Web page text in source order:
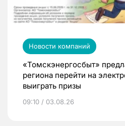
Новости компаний
«Томскэнергосбыт»
региона перейти на
выиграть призы
09:10 / 03.08.26